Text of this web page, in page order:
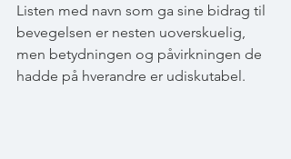
Listen med navn som ga sine bidrag til
bevegelsen er nesten uoverskuelig,
men betydningen og påvirkningen de
hadde på hverandre er udiskutabel.